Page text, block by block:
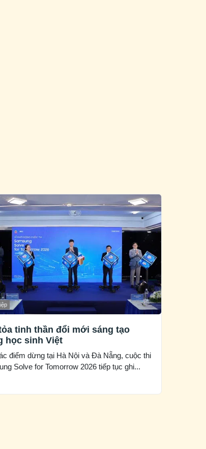
tinh thần đổi mới sáng tạo
học sinh Việt
điểm dừng tại Hà Nội và Đà Nẵng, cuộc thi
Solve for Tomorrow 2026 tiếp tục ghi...